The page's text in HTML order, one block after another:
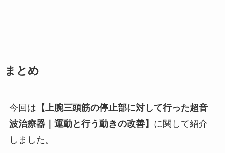
まとめ
今回は 【上腕三頭筋の停止部に対して行った超音
波治療器｜運動と行う動きの改善】 に関して紹介
しました。